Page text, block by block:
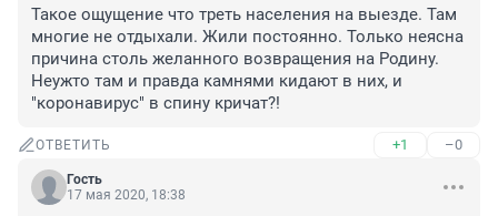
Такое ощущение что треть населения на выезде. Там
многие не отдыхали. Жили постоянно. Только неясна
причина столь желанного возвращения на Родину.
Неужто там и правда камнями кидают в них, и
"коронавирус" в спину кричат?!
ОТВЕТИТЬ +1 –0
Гость
17 мая 2020, 18:38